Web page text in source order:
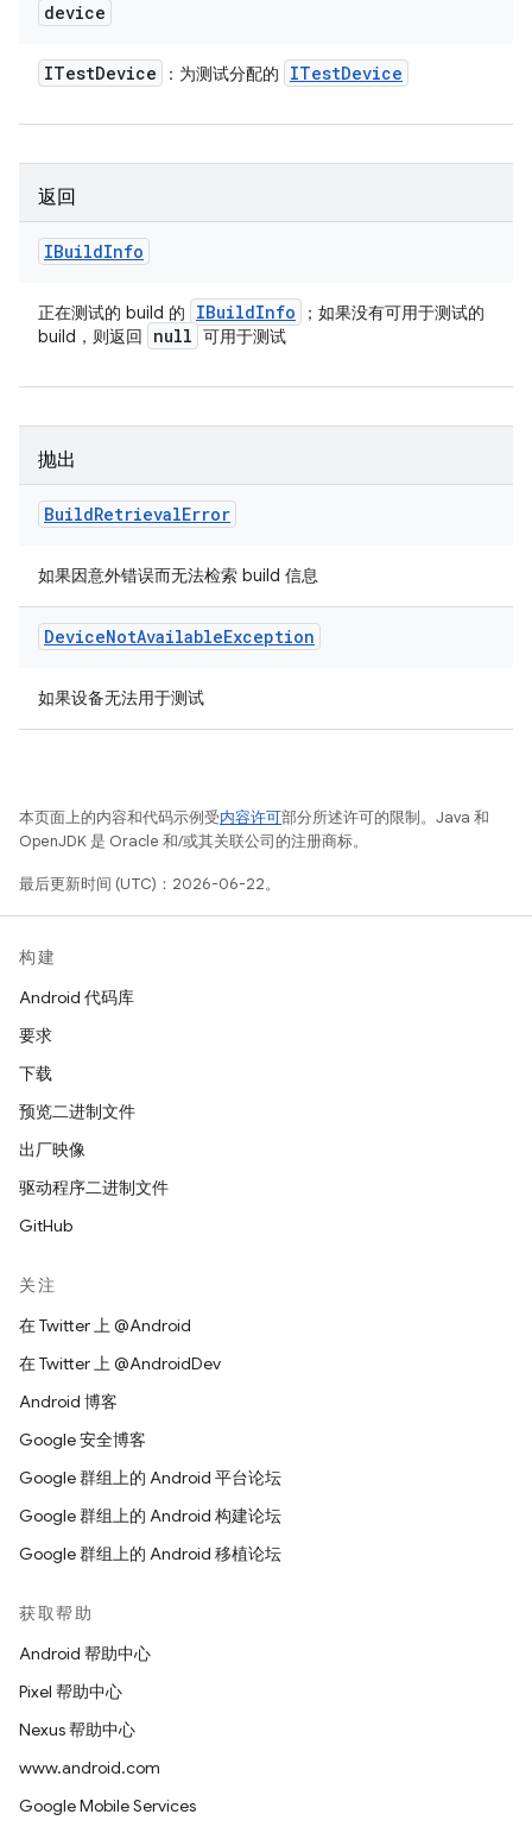
device
ITestDevice ：为测试分配的 ITestDevice
返回
IBuildInfo
正在测试的 build 的 IBuildInfo
；如果没有可用于测试的
build，则返回
null 可用于测试
抛出
BuildRetrievalError
如果因意外错误而无法检索 build 信息
DeviceNotAvailableException
如果设备无法用于测试
本页面上的内容和代码示例受内容许可部分所述许可的限制。Java 和
OpenJDK 是 Oracle 和/或其关联公司的注册商标。
最后更新时间 (UTC)：2026-06-22。
构建
Android 代码库
要求
下载
预览二进制文件
出厂映像
驱动程序二进制文件
GitHub
关注
在 Twitter 上 @Android
在 Twitter 上 @AndroidDev
Android 博客
Google 安全博客
Google 群组上的 Android 平台论坛
Google 群组上的 Android 构建论坛
Google 群组上的 Android 移植论坛
获取帮助
Android 帮助中心
Pixel 帮助中心
Nexus 帮助中心
www.android.com
Google Mobile Services